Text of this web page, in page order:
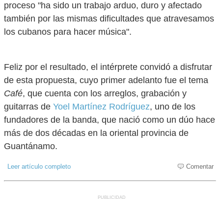
proceso "ha sido un trabajo arduo, duro y afectado
también por las mismas dificultades que atravesamos
los cubanos para hacer música".
Feliz por el resultado, el intérprete convidó a disfrutar
de esta propuesta, cuyo primer adelanto fue el tema
Café, que cuenta con los arreglos, grabación y
guitarras de Yoel Martínez Rodríguez, uno de los
fundadores de la banda, que nació como un dúo hace
más de dos décadas en la oriental provincia de
Guantánamo.
Leer artículo completo Comentar
PUBLICIDAD